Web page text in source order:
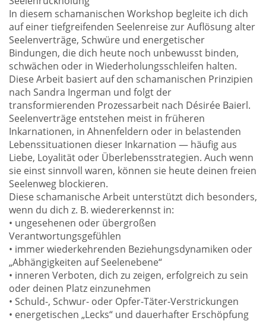
In diesem schamanischen Workshop begleite ich dich
auf einer tiefgreifenden Seelenreise zur Auflösung alter
Seelenverträge, Schwüre und energetischer
Bindungen, die dich heute noch unbewusst binden,
schwächen oder in Wiederholungsschleifen halten.
Diese Arbeit basiert auf den schamanischen Prinzipien
nach Sandra Ingerman und folgt der
transformierenden Prozessarbeit nach Désirée Baierl.
Seelenverträge entstehen meist in früheren
Inkarnationen, in Ahnenfeldern oder in belastenden
Lebenssituationen dieser Inkarnation — häufig aus
Liebe, Loyalität oder Überlebensstrategien. Auch wenn
sie einst sinnvoll waren, können sie heute deinen freien
Seelenweg blockieren.
Diese schamanische Arbeit unterstützt dich besonders,
wenn du dich z. B. wiedererkennst in:
• ungesehenen oder übergroßen
Verantwortungsgefühlen
• immer wiederkehrenden Beziehungsdynamiken oder
„Abhängigkeiten auf Seelenebene“
• inneren Verboten, dich zu zeigen, erfolgreich zu sein
oder deinen Platz einzunehmen
• Schuld-, Schwur- oder Opfer-Täter-Verstrickungen
• energetischen „Lecks“ und dauerhafter Erschöpfung